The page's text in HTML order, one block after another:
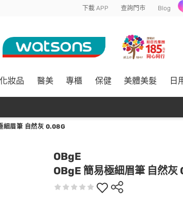
下載 APP 查詢門市 Blog
化妝品 醫美 專櫃 保健 美體美髮 日
細眉筆 自然灰 0.08G
OBgE
OBgE 簡易極細眉筆 自然